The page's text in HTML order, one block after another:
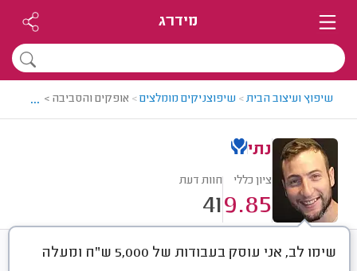
מידרג
שיפוץ ועיצוב הבית> שיפוצניקים מומלצים> אופקים והסביבה > ...
נתי
ציון כללי
9.85
חוות דעת
41
שימו לב, אני עוסק בעבודות של 5,000 ש"ח ומעלה
חוות דעת ממוצע רישוי ותעודות